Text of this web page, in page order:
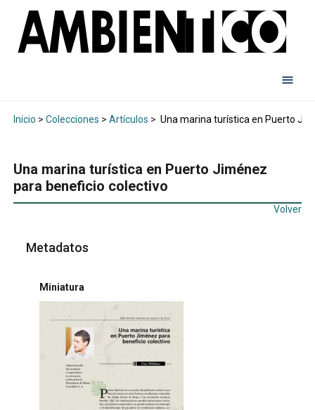
Inicio > Colecciones > Artículos > Una marina turística en Puerto
Una marina turística en Puerto Jiménez
para beneficio colectivo
Volver
Metadatos
Miniatura